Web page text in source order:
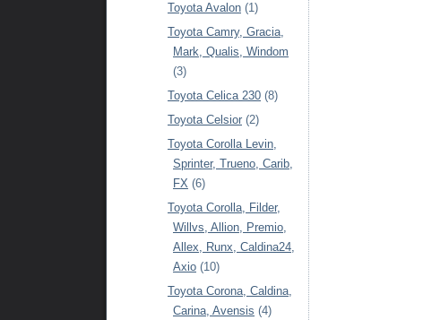
Toyota Avalon (1)
Toyota Camry, Gracia,
Mark, Qualis, Windom
(3)
Toyota Celica 230 (8)
Toyota Celsior (2)
Toyota Corolla Levin,
Sprinter, Trueno, Carib,
FX (6)
Toyota Corolla, Filder,
Willvs, Allion, Premio,
Allex, Runx, Caldina24,
Axio (10)
Toyota Corona, Caldina,
Carina, Avensis (4)